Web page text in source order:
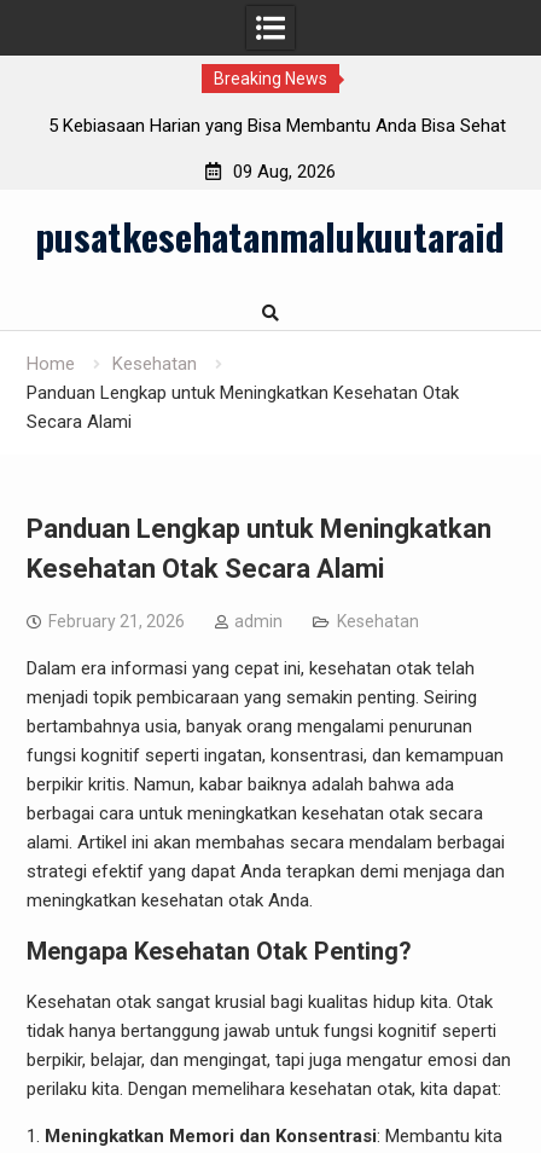
Breaking News
5 Kebiasaan Harian yang Bisa Membantu Anda Bisa Sehat
09 Aug, 2026
contentpusatkesehatanmalukuutaraid
Home
Kesehatan
Panduan Lengkap untuk Meningkatkan Kesehatan Otak
Secara Alami
Panduan Lengkap untuk Meningkatkan
Kesehatan Otak Secara Alami
February 21, 2026 admin Kesehatan
Dalam era informasi yang cepat ini, kesehatan otak telah
menjadi topik pembicaraan yang semakin penting. Seiring
bertambahnya usia, banyak orang mengalami penurunan
fungsi kognitif seperti ingatan, konsentrasi, dan kemampuan
berpikir kritis. Namun, kabar baiknya adalah bahwa ada
berbagai cara untuk meningkatkan kesehatan otak secara
alami. Artikel ini akan membahas secara mendalam berbagai
strategi efektif yang dapat Anda terapkan demi menjaga dan
meningkatkan kesehatan otak Anda.
Mengapa Kesehatan Otak Penting?
Kesehatan otak sangat krusial bagi kualitas hidup kita. Otak
tidak hanya bertanggung jawab untuk fungsi kognitif seperti
berpikir, belajar, dan mengingat, tapi juga mengatur emosi dan
perilaku kita. Dengan memelihara kesehatan otak, kita dapat:
Meningkatkan Memori dan Konsentrasi: Membantu kita